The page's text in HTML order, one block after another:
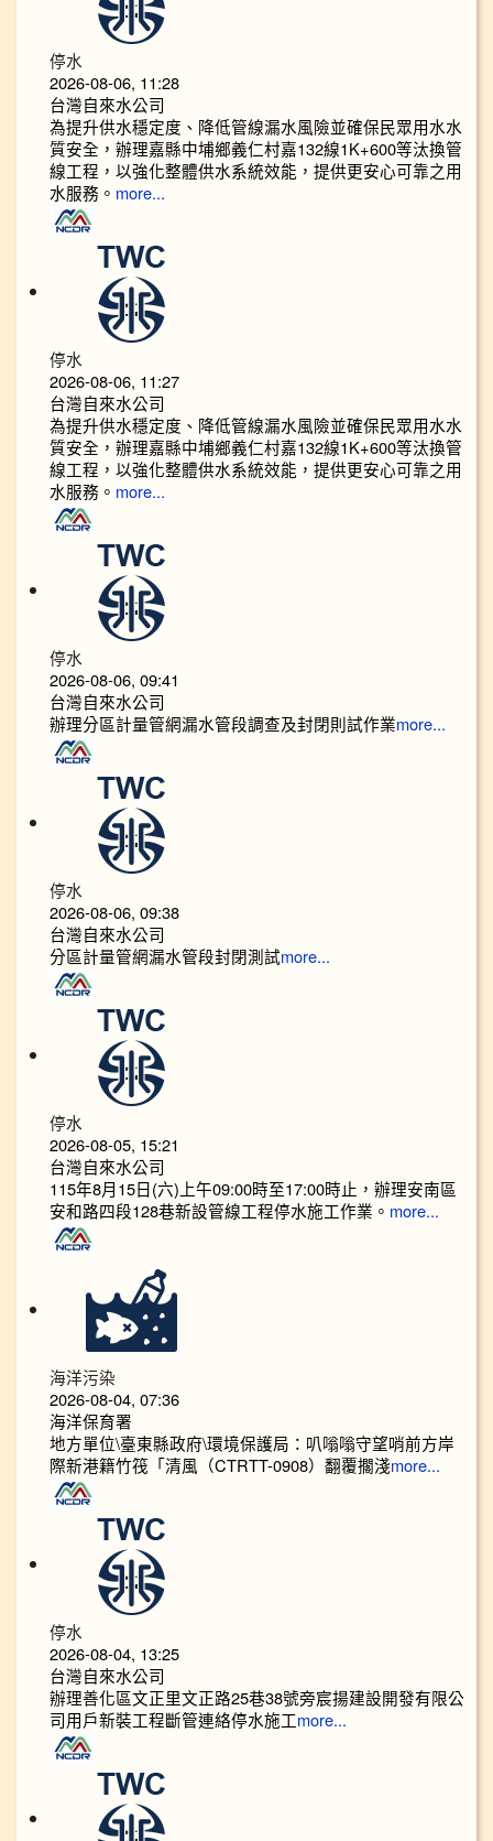
停水
2026-08-06, 11:28
台灣自來水公司
為提升供水穩定度、降低管線漏水風險並確保民眾用水水
質安全，辦理嘉縣中埔鄉義仁村嘉132線1K+600等汰換管
線工程，以強化整體供水系統效能，提供更安心可靠之用
水服務。 more...
停水
2026-08-06, 11:27
台灣自來水公司
為提升供水穩定度、降低管線漏水風險並確保民眾用水水
質安全，辦理嘉縣中埔鄉義仁村嘉132線1K+600等汰換管
線工程，以強化整體供水系統效能，提供更安心可靠之用
水服務。 more...
停水
2026-08-06, 09:41
台灣自來水公司
辦理分區計量管網漏水管段調查及封閉則試作業more...
停水
2026-08-06, 09:38
台灣自來水公司
分區計量管網漏水管段封閉測試more...
停水
2026-08-05, 15:21
台灣自來水公司
115年8月15日(六)上午09:00時至17:00時止，辦理安南區
安和路四段128巷新設管線工程停水施工作業。 more...
海洋污染
2026-08-04, 07:36
海洋保育署
地方單位\臺東縣政府\環境保護局：叭嗡嗡守望哨前方岸
際新港籍竹筏「清風（CTRTT-0908）翻覆擱淺more...
停水
2026-08-04, 13:25
台灣自來水公司
辦理善化區文正里文正路25巷38號旁宸揚建設開發有限公
司用戶新裝工程斷管連絡停水施工more...